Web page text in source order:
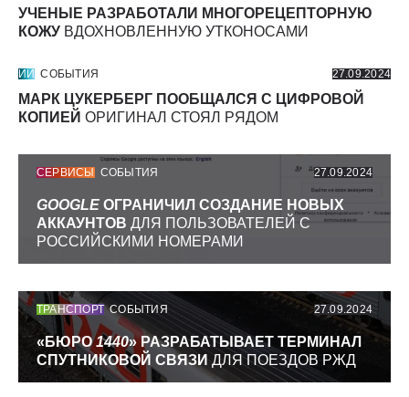
УЧЕНЫЕ РАЗРАБОТАЛИ МНОГОРЕЦЕПТОРНУЮ
КОЖУ ВДОХНОВЛЕННУЮ УТКОНОСАМИ
ИИ СОБЫТИЯ 27.09.2024
МАРК ЦУКЕРБЕРГ ПООБЩАЛСЯ С ЦИФРОВОЙ
КОПИЕЙ ОРИГИНАЛ СТОЯЛ РЯДОМ
СЕРВИСЫ СОБЫТИЯ 27.09.2024
GOOGLE ОГРАНИЧИЛ СОЗДАНИЕ НОВЫХ
АККАУНТОВ ДЛЯ ПОЛЬЗОВАТЕЛЕЙ С
РОССИЙСКИМИ НОМЕРАМИ
ТРАНСПОРТ СОБЫТИЯ 27.09.2024
«БЮРО1440» РАЗРАБАТЫВАЕТ ТЕРМИНАЛ
СПУТНИКОВОЙ СВЯЗИ ДЛЯ ПОЕЗДОВ РЖД